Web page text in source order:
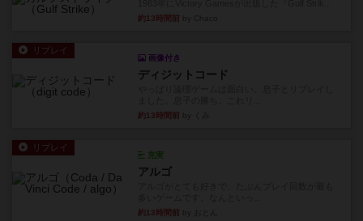
約13時間前
リプレイ
画像付き
ディジットコード
約13時間前
リプレイ
充実
アルゴ
約13時間前